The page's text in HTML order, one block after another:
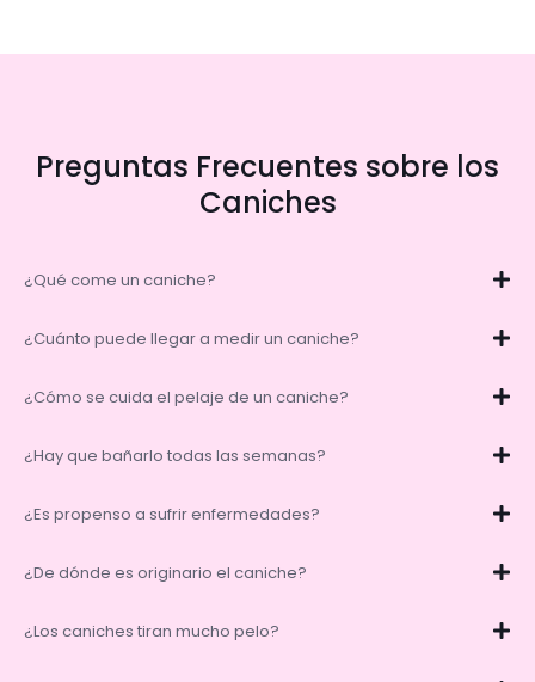
Preguntas Frecuentes sobre los
Caniches
¿Qué come un caniche?
¿Cuánto puede llegar a medir un caniche?
¿Cómo se cuida el pelaje de un caniche?
¿Hay que bañarlo todas las semanas?
¿Es propenso a sufrir enfermedades?
¿De dónde es originario el caniche?
¿Los caniches tiran mucho pelo?